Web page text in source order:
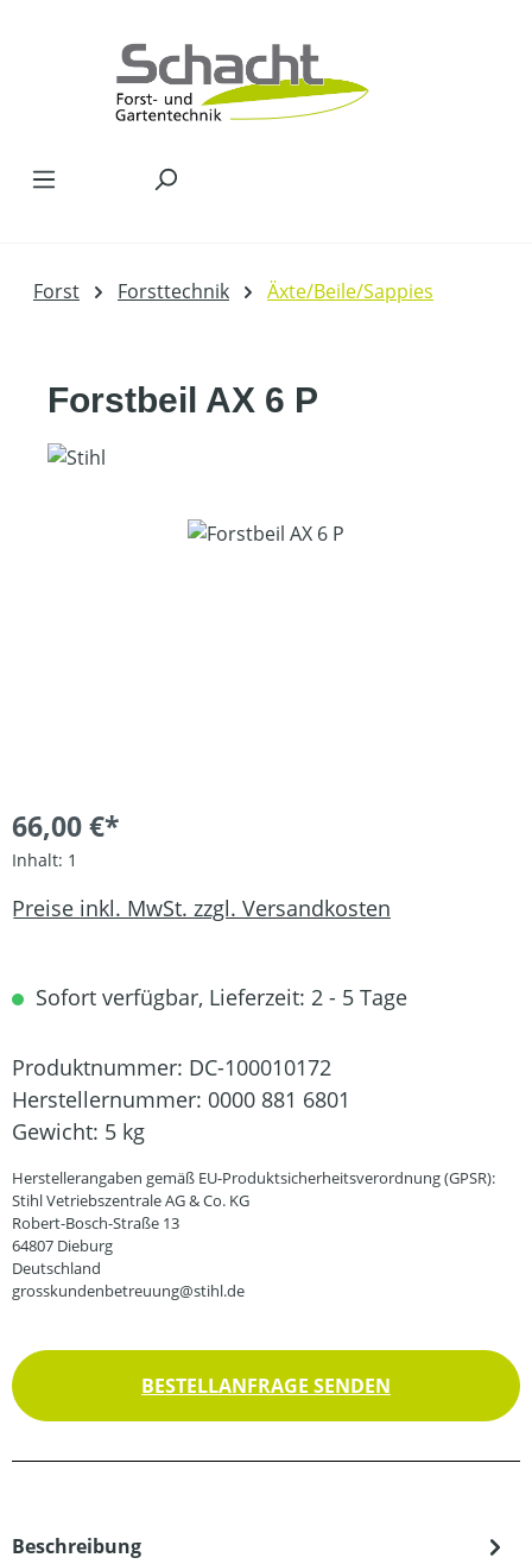
Forst Forsttechnik Äxte/Beile/Sappies
Forstbeil AX 6 P
Bildergalerie überspringen
66,00 €*
Inhalt: 1
Preise inkl. MwSt. zzgl. Versandkosten
Sofort verfügbar, Lieferzeit: 2 - 5 Tage
Produktnummer: DC-100010172
Herstellernummer: 0000 881 6801
Gewicht: 5 kg
Herstellerangaben gemäß EU-Produktsicherheitsverordnung (GPSR):
Stihl Vetriebszentrale AG & Co. KG
Robert-Bosch-Straße 13
64807 Dieburg
Deutschland
grosskundenbetreuung@stihl.de
BESTELLANFRAGE SENDEN
Beschreibung